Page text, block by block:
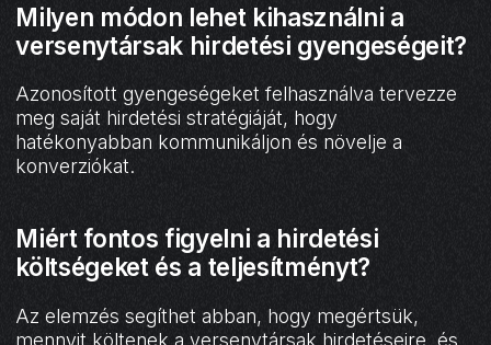
Milyen módon lehet kihasználni a
versenytársak hirdetési gyengeségeit?
Azonosított gyengeségeket felhasználva tervezze
meg saját hirdetési stratégiáját, hogy
hatékonyabban kommunikáljon és növelje a
konverziókat.
Miért fontos figyelni a hirdetési
költségeket és a teljesítményt?
Az elemzés segíthet abban, hogy megértsük,